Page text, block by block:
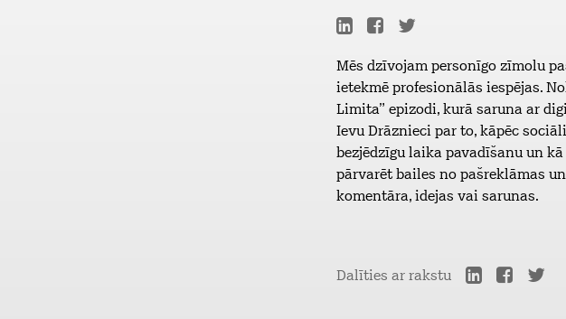
Mēs dzīvojam personīgo zīmolu
ietekmē profesionālās iespējas.
Limita” epizodi, kurā saruna ar
Ievu Drāznieci par to, kāpēc
bezjēdzīgu laika pavadīšanu un
pārvarēt bailes no pašreklāmas
komentāra, idejas vai sarunas.
Dalīties ar rakstu